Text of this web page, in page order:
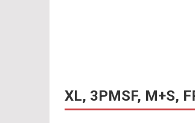
XL, 3PMSF, M+S,